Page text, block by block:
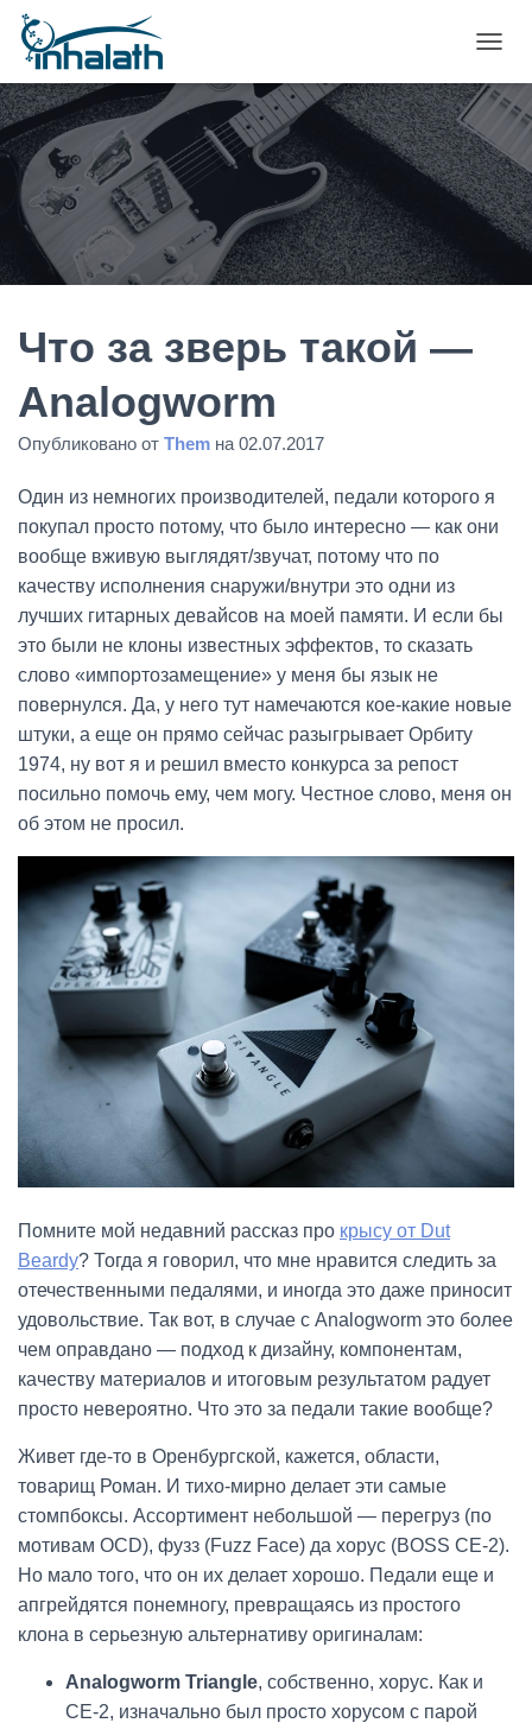
Е
Р
К
Л
Ю
Ч
Ь
Что за зверь такой —
Analogworm
Опубликовано от Them на 02.07.2017
Один из немногих производителей, педали которого я
покупал просто потому, что было интересно — как они
вообще вживую выглядят/звучат, потому что по
качеству исполнения снаружи/внутри это одни из
лучших гитарных девайсов на моей памяти. И если бы
это были не клоны известных эффектов, то сказать
слово «импортозамещение» у меня бы язык не
повернулся. Да, у него тут намечаются кое-какие новые
штуки, а еще он прямо сейчас разыгрывает Орбиту
1974, ну вот я и решил вместо конкурса за репост
посильно помочь ему, чем могу. Честное слово, меня он
об этом не просил.
Помните мой недавний рассказ про крысу от Dut
Beardy? Тогда я говорил, что мне нравится следить за
отечественными педалями, и иногда это даже приносит
удовольствие. Так вот, в случае с Analogworm это более
чем оправдано — подход к дизайну, компонентам,
качеству материалов и итоговым результатом радует
просто невероятно. Что это за педали такие вообще?
Живет где-то в Оренбургской, кажется, области,
товарищ Роман. И тихо-мирно делает эти самые
стомпбоксы. Ассортимент небольшой — перегруз (по
мотивам OCD), фузз (Fuzz Face) да хорус (BOSS CE-2).
Но мало того, что он их делает хорошо. Педали еще и
апгрейдятся понемногу, превращаясь из простого
клона в серьезную альтернативу оригиналам:
Analogworm Triangle, собственно, хорус. Как и
CE-2, изначально был просто хорусом с парой